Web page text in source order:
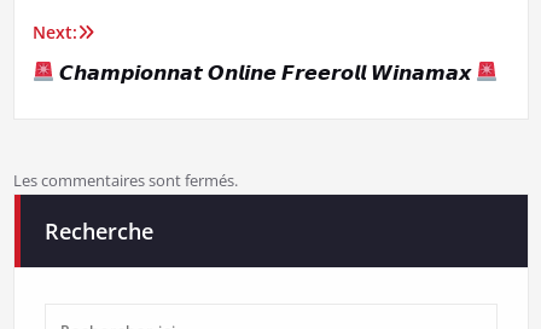
l’article
Next:
𝘾𝙝𝙖𝙢𝙥𝙞𝙤𝙣𝙣𝙖𝙩 𝙊𝙣𝙡𝙞𝙣𝙚 𝙁𝙧𝙚𝙚𝙧𝙤𝙡𝙡 𝙒𝙞𝙣𝙖𝙢𝙖𝙭
Les commentaires sont fermés.
Recherche